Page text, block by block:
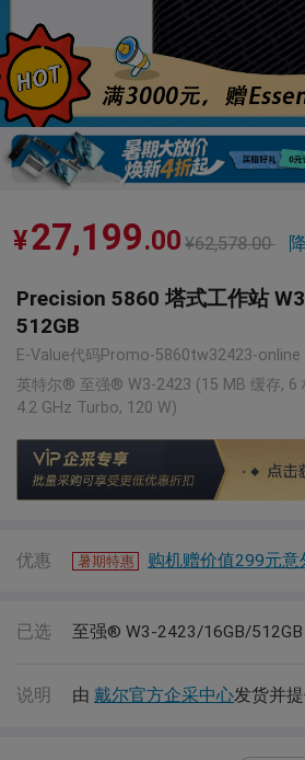
¥27,199.00 ¥62,578.00
Precision 5860 塔式工作站
512GB
E-Value代码Promo-5860tw32423-online
英特尔® 至强® W3-2423 (15 MB 缓存, 6
4.2 GHz Turbo, 120 W)
优惠 暑期特惠 购机赠价值299元意
已选 至强® W3-2423/16GB/512GB
说明 由戴尔官方企采中心发货并